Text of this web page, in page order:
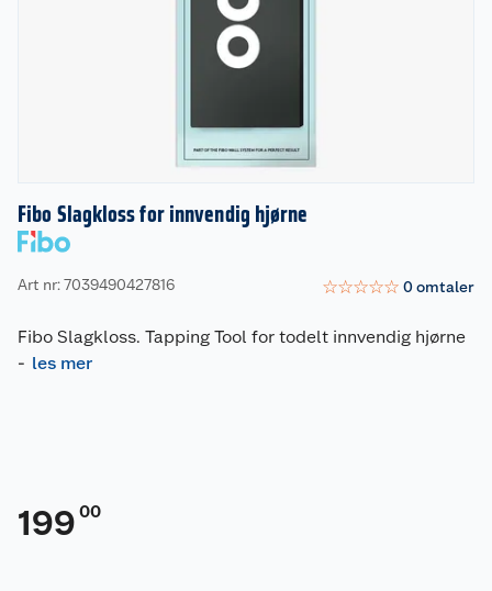
Fibo Slagkloss for innvendig hjørne
Art nr: 7039490427816 ☆☆☆☆☆ 0omtaler
Fibo Slagkloss. Tapping Tool for todelt innvendig hjørne
- les mer
199 00